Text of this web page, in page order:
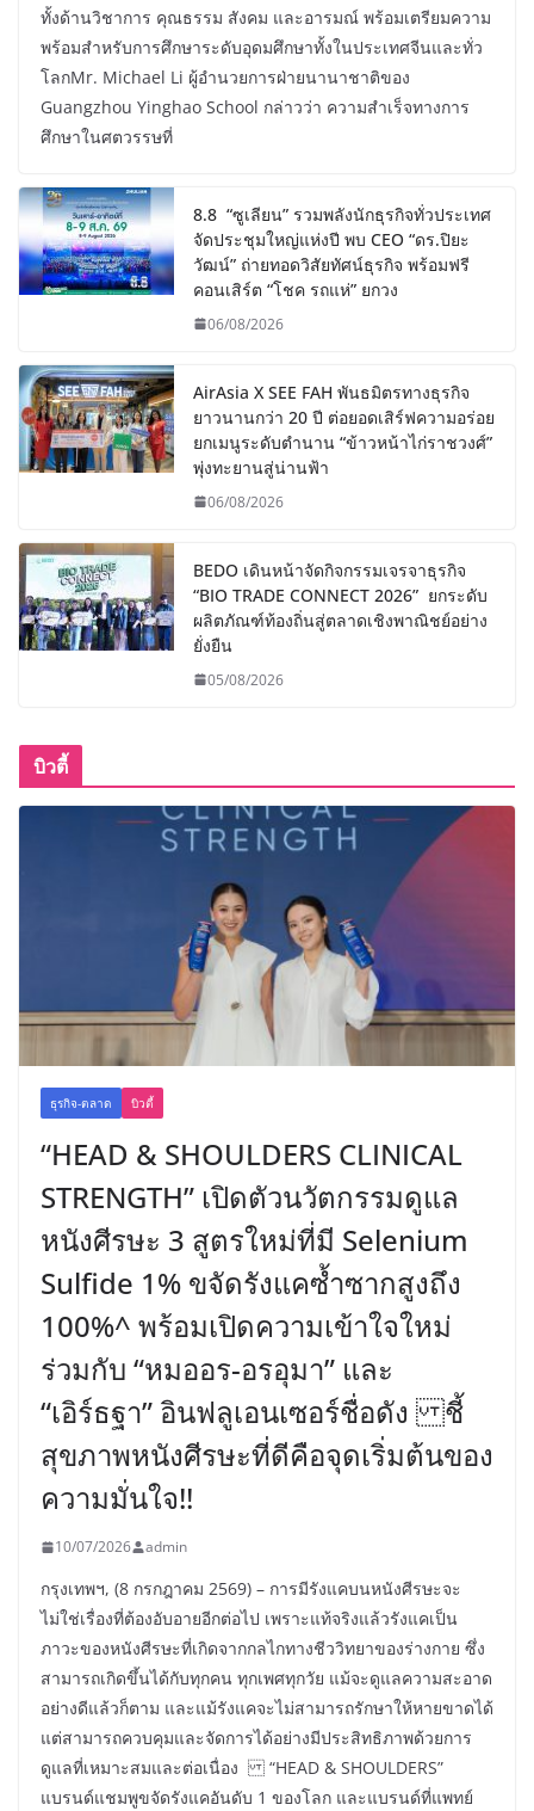
ทั้งด้านวิชาการ คุณธรรม สังคม และอารมณ์ พร้อมเตรียมความ
พร้อมสำหรับการศึกษาระดับอุดมศึกษาทั้งในประเทศจีนและทั่ว
โลกMr. Michael Li ผู้อำนวยการฝ่ายนานาชาติของ
Guangzhou Yinghao School กล่าวว่า ความสำเร็จทางการ
ศึกษาในศตวรรษที่
8.8 “ซูเลียน” รวมพลังนักธุรกิจทั่วประเทศ
จัดประชุมใหญ่แห่งปี พบ CEO “ดร.ปิยะ
วัฒน์” ถ่ายทอดวิสัยทัศน์ธุรกิจ พร้อมฟรี
คอนเสิร์ต “โชค รถแห่” ยกวง
06/08/2026
AirAsia X SEE FAH พันธมิตรทางธุรกิจ
ยาวนานกว่า 20 ปี ต่อยอดเสิร์ฟความอร่อย
ยกเมนูระดับตำนาน “ข้าวหน้าไก่ราชวงศ์”
พุ่งทะยานสู่น่านฟ้า
06/08/2026
BEDO เดินหน้าจัดกิจกรรมเจรจาธุรกิจ
“BIO TRADE CONNECT 2026” ยกระดับ
ผลิตภัณฑ์ท้องถิ่นสู่ตลาดเชิงพาณิชย์อย่าง
ยั่งยืน
05/08/2026
บิวตี้
ธุรกิจ-ตลาด บิวตี้
“HEAD & SHOULDERS CLINICAL
STRENGTH” เปิดตัวนวัตกรรมดูแล
หนังศีรษะ 3 สูตรใหม่ที่มี Selenium
Sulfide 1% ขจัดรังแคซ้ำซากสูงถึง
100%^ พร้อมเปิดความเข้าใจใหม่
ร่วมกับ “หมออร-อรอุมา” และ
“เอิร์ธฐา” อินฟลูเอนเซอร์ชื่อดัง ชี้
สุขภาพหนังศีรษะที่ดีคือจุดเริ่มต้นของ
ความมั่นใจ!!
10/07/2026 admin
กรุงเทพฯ, (8 กรกฎาคม 2569) – การมีรังแคบนหนังศีรษะจะ
ไม่ใช่เรื่องที่ต้องอับอายอีกต่อไป เพราะแท้จริงแล้วรังแคเป็น
ภาวะของหนังศีรษะที่เกิดจากกลไกทางชีววิทยาของร่างกาย ซึ่ง
สามารถเกิดขึ้นได้กับทุกคน ทุกเพศทุกวัย แม้จะดูแลความสะอาด
อย่างดีแล้วก็ตาม และแม้รังแคจะไม่สามารถรักษาให้หายขาดได้
แต่สามารถควบคุมและจัดการได้อย่างมีประสิทธิภาพด้วยการ
ดูแลที่เหมาะสมและต่อเนื่อง “HEAD & SHOULDERS”
แบรนด์แชมพูขจัดรังแคอันดับ 1 ของโลก และแบรนด์ที่แพทย์